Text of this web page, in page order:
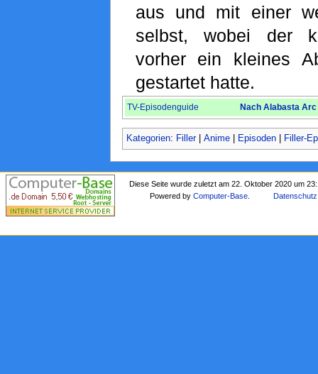
aus und mit einer
selbst, wobei der
vorher ein kleines
gestartet hatte.
TV-Episodenguide Nach Alabasta Arc
Kategorien: Filler| Anime| Episoden| Filler-
Diese Seite wurde zuletzt am 22. Oktober 2020 um
Powered byComputer-Base Datenschutz